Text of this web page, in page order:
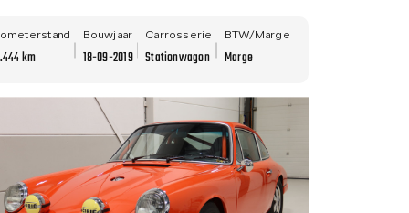
km
Bouwjaar
18-09-2019
Carrosserie
Stationwagon
BTW/Marge
Marge